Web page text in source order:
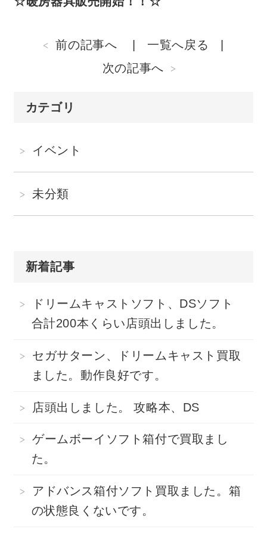
前の記事へ
一覧へ戻る
次の記事へ
カテゴリ
イベント
未分類
新着記事
ドリームキャストソフト、DSソフト
合計200本くらい店頭出しました。
セガサターン、ドリームキャスト買取
ました。動作良好です。
店頭出しました。 攻略本、DS
ゲームボーイソフト箱付で買取まし
た。
アドバンス箱付ソフト買取ました。箱
の状態良くないです。